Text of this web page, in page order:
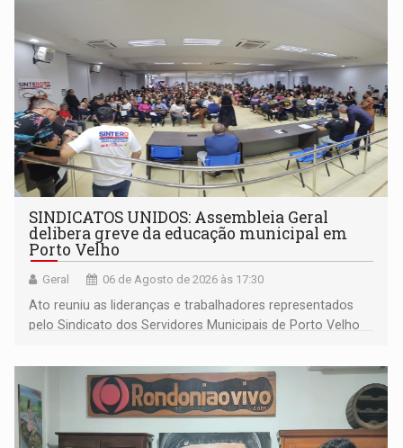
SINDICATOS UNIDOS: Assembleia Geral
delibera greve da educação municipal em
Porto Velho
Geral 06 de Agosto de 2026 às 17:30
Ato reuniu as lideranças e trabalhadores representados
pelo Sindicato dos Servidores Municipais de Porto Velho